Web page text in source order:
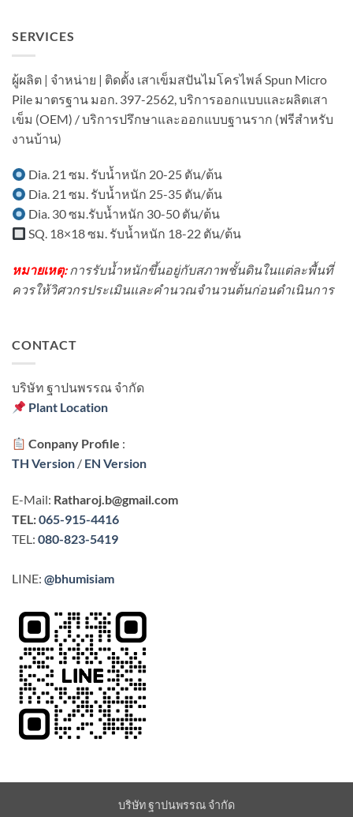
พื้นที่
อาคาร
ใน
งาน
ต่อ
เติม
บ้าน
Spun
Micropile
บ้าง?
SERVICES
ผู้ผลิต | จำหน่าย | ติดตั้ง เสาเข็มสปันไมโครไพล์ Spun Micro
Pile มาตรฐาน มอก. 397-2562, บริการออกแบบและผลิตเสา
เข็ม (OEM) / บริการปรึกษาและออกแบบฐานราก (ฟรีสำหรับ
งานบ้าน)
Dia. 21 ซม. รับน้ำหนัก 20-25 ตัน/ต้น
Dia. 21 ซม. รับน้ำหนัก 25-35 ตัน/ต้น
Dia. 30 ซม.รับน้ำหนัก 30-50 ตัน/ต้น
SQ. 18×18 ซม. รับน้ำหนัก 18-22 ตัน/ต้น
หมายเหตุ: การรับน้ำหนักขึ้นอยู่กับสภาพชั้นดินในแต่ละพื้นที่
ควรให้วิศวกรประเมินและคำนวณจำนวนต้นก่อนดำเนินการ
CONTACT
บริษัท ฐาปนพรรณ จํากัด
Plant Location
Conpany Profile :
TH Version / EN Version
E-Mail: Ratharoj.b@gmail.com
TEL:065-915-4416
TEL: 080-823-5419
LINE: @bhumisiam
บริษัท ฐาปนพรรณ จำกัด